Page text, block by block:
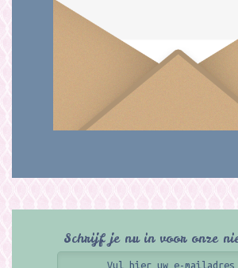
Schrijf je nu in voor onze